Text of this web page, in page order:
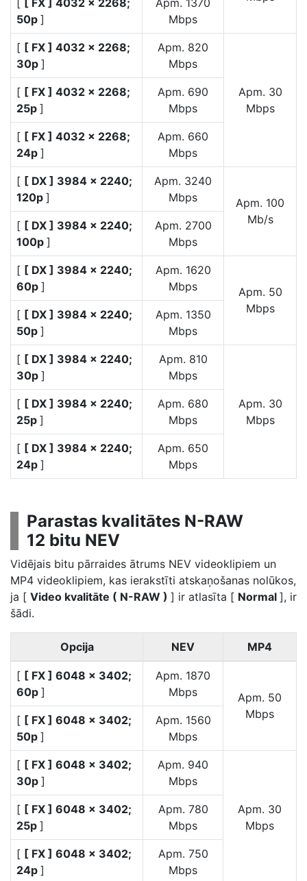
[ FX ] 4032 × 2268;
50p ]
Apm. 1370
Mbps
[ [ FX ] 4032 × 2268;
30p ]
Apm. 820
Mbps
Apm. 30
Mbps
[ [ FX ] 4032 × 2268;
25p ]
Apm. 690
Mbps
[ [ FX ] 4032 × 2268;
24p ]
Apm. 660
Mbps
[ [ DX ] 3984 × 2240;
120p ]
Apm. 3240
Mbps
Apm. 100
Mb/s
[ [ DX ] 3984 × 2240;
100p ]
Apm. 2700
Mbps
[ [ DX ] 3984 × 2240;
60p ]
Apm. 1620
Mbps
Apm. 50
Mbps
[ [ DX ] 3984 × 2240;
50p ]
Apm. 1350
Mbps
[ [ DX ] 3984 × 2240;
30p ]
Apm. 810
Mbps
Apm. 30
Mbps
[ [ DX ] 3984 × 2240;
25p ]
Apm. 680
Mbps
[ [ DX ] 3984 × 2240;
24p ]
Apm. 650
Mbps
Parastas kvalitātes N-RAW
12 bitu NEV
Vidējais bitu pārraides ātrums NEV videoklipiem un
MP4 videoklipiem, kas ierakstīti atskaņošanas nolūkos,
ja [ Video kvalitāte ( N-RAW ) ] ir atlasīta [ Normal ], ir
šādi.
Opcija NEV MP4
[ [ FX ] 6048 × 3402;
60p ]
Apm. 1870
Mbps
Apm. 50
Mbps
[ [ FX ] 6048 × 3402;
50p ]
Apm. 1560
Mbps
[ [ FX ] 6048 × 3402;
30p ]
Apm. 940
Mbps
Apm. 30
Mbps
[ [ FX ] 6048 × 3402;
25p ]
Apm. 780
Mbps
[ [ FX ] 6048 × 3402;
24p ]
Apm. 750
Mbps